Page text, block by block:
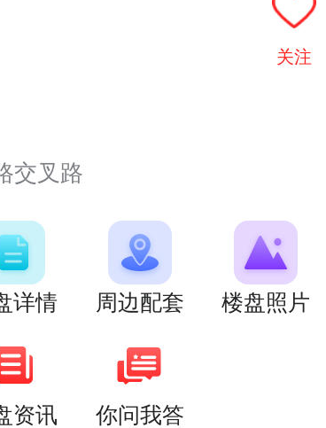
关注
交叉路
详情 周边配套 楼盘照片
资讯 你问我答